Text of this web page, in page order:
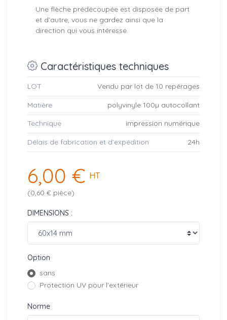
Une flèche prédécoupée est disposée de part
et d’autre, vous ne gardez ainsi que la
direction qui vous intéresse.
Caractéristiques techniques
LOT Vendu par lot de 10 repérages
Matière polyvinyle 100µ autocollant
Technique impression numérique
Délais de fabrication et d’expédition 24h
6,00 € HT
(0,60 € pièce)
DIMENSIONS :
Option
sans
Protection UV pour l'extérieur
Norme